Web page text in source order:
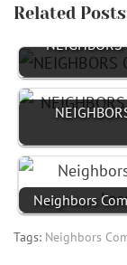
Related
Neighbors
Tags: Neighbors